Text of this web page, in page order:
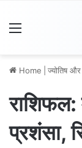
Home ज्योतिष और
राशिफल:
प्रशंसा,